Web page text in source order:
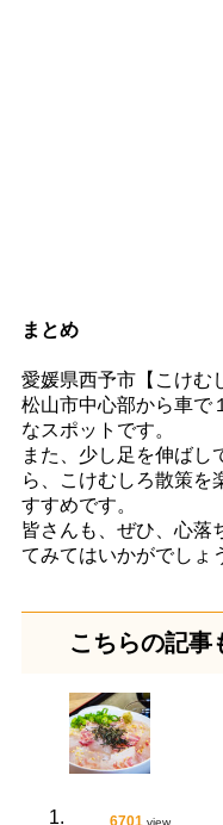
まとめ
愛媛県西予市【こけむ
松山市中心部から車で
なスポットです。
また、少し足を伸ばし
ら、こけむしろ散策を
すすめです。
皆さんも、ぜひ、心落
てみてはいかがでしょ
こちらの記事
6701 view